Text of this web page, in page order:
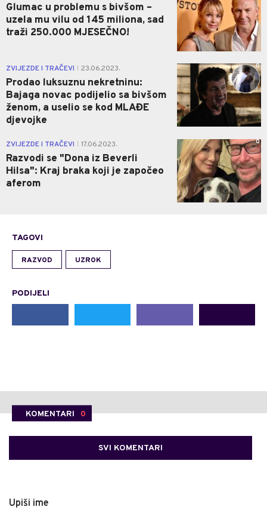
Glumac u problemu s bivšom –
uzela mu vilu od 145 miliona, sad
traži 250.000 MJESEČNO!
ZVIJEZDE I TRAČEVI 23.06.2023.
Prodao luksuznu nekretninu:
Bajaga novac podijelio sa bivšom
ženom, a uselio se kod MLAĐE
djevojke
0
ZVIJEZDE I TRAČEVI 17.06.2023.
Razvodi se "Dona iz Beverli
Hilsa": Kraj braka koji je započeo
aferom
0
TAGOVI
RAZVOD UZROK
PODIJELI
KOMENTARI 0
SVI KOMENTARI
Upiši ime